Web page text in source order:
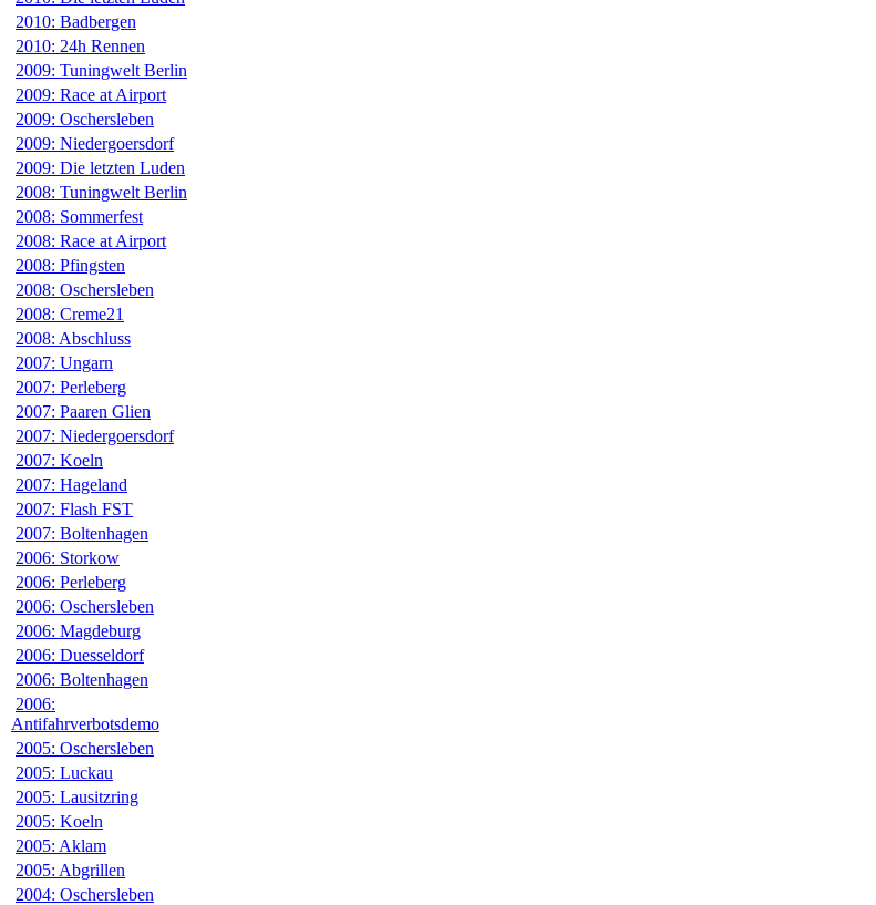
2010: Badbergen
2010: 24h Rennen
2009: Tuningwelt Berlin
2009: Race at Airport
2009: Oschersleben
2009: Niedergoersdorf
2009: Die letzten Luden
2008: Tuningwelt Berlin
2008: Sommerfest
2008: Race at Airport
2008: Pfingsten
2008: Oschersleben
2008: Creme21
2008: Abschluss
2007: Ungarn
2007: Perleberg
2007: Paaren Glien
2007: Niedergoersdorf
2007: Koeln
2007: Hageland
2007: Flash FST
2007: Boltenhagen
2006: Storkow
2006: Perleberg
2006: Oschersleben
2006: Magdeburg
2006: Duesseldorf
2006: Boltenhagen
2006:
Antifahrverbotsdemo
2005: Oschersleben
2005: Luckau
2005: Lausitzring
2005: Koeln
2005: Aklam
2005: Abgrillen
2004: Oschersleben